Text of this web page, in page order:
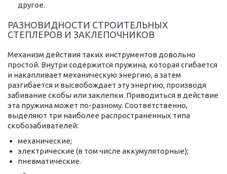
другое.
РАЗНОВИДНОСТИ СТРОИТЕЛЬНЫХ
СТЕПЛЕРОВ И ЗАКЛЕПОЧНИКОВ
Механизм действия таких инструментов довольно
простой. Внутри содержится пружина, которая сгибается
и накапливает механическую энергию, а затем
разгибается и высвобождает эту энергию, производя
забивание скобы или заклепки. Приводиться в действие
эта пружина может по-разному. Соответственно,
выделяют три наиболее распространенных типа
скобозабивателей:
механические;
электрические (в том числе аккумуляторные);
пневматические.